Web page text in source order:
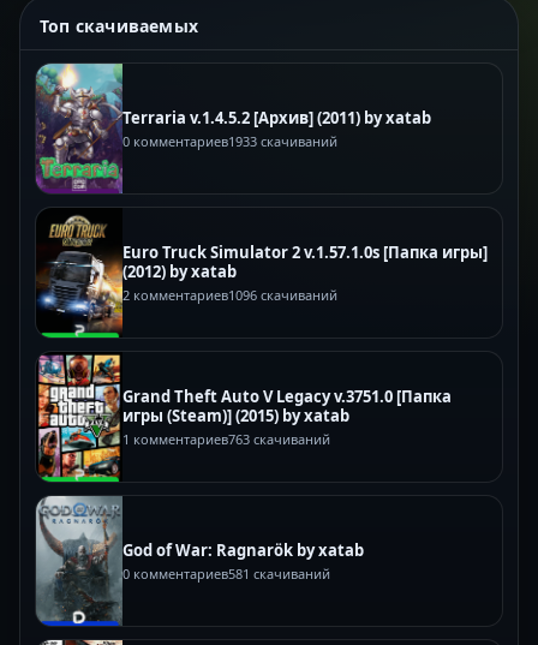
Топ скачиваемых
Terraria v.1.4.5.2 [Архив] (2011) by xatab
0 комментариев1933 скачиваний
Euro Truck Simulator 2 v.1.57.1.0s [Папка игры]
(2012) by xatab
2 комментариев1096 скачиваний
Grand Theft Auto V Legacy v.3751.0 [Папка
игры (Steam)] (2015) by xatab
1 комментариев763 скачиваний
God of War: Ragnarök by xatab
0 комментариев581 скачиваний